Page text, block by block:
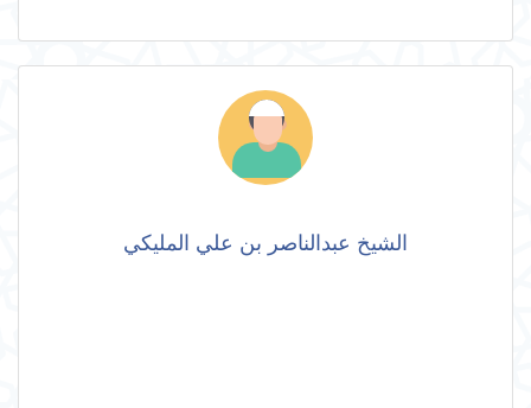
الشيخ عبدالناصر بن علي المليكي